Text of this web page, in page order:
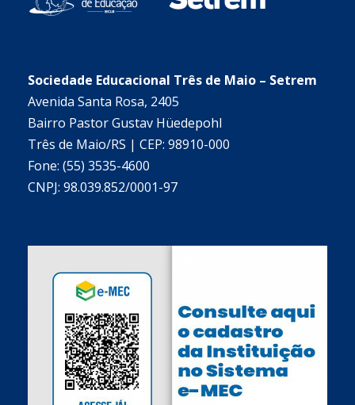
Sociedade Educacional Três de Maio – Setrem
Avenida Santa Rosa, 2405
Bairro Pastor Gustav Hüedepohl
Três de Maio/RS | CEP: 98910-000
Fone: (55) 3535-4600
CNPJ: 98.039.852/0001-97